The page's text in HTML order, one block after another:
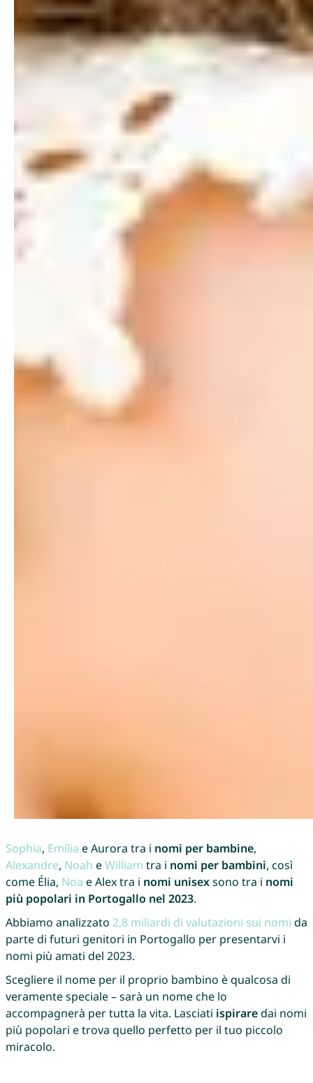
Sophia, Emília e Aurora tra i nomi per bambine,
Alexandre, Noah eWilliam tra i nomi per bambini, così
come Élia, Noa e Alex tra i nomi unisexsono tra i nomi
più popolari in Portogallo nel 2023.
Abbiamo analizzato 2,8 miliardi di valutazioni sui nomi da
parte di futuri genitori in Portogallo per presentarvi i
nomi più amati del 2023.
Scegliere il nome per il proprio bambino è qualcosa di
veramente speciale – sarà un nome che lo
accompagnerà per tutta la vita. Lasciati ispiraredai nomi
più popolari e trova quello perfetto per il tuo piccolo
miracolo.